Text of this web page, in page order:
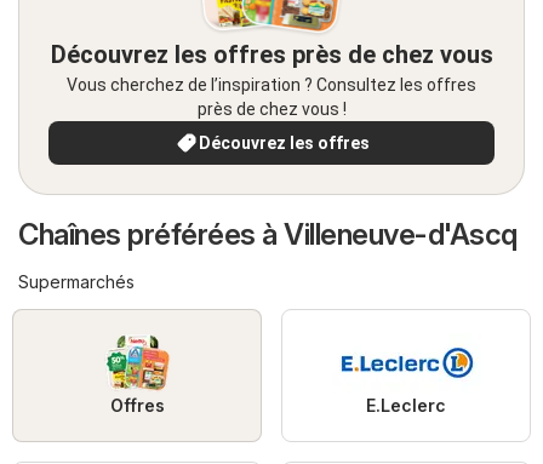
Découvrez les offres près de chez vous
Vous cherchez de l’inspiration ? Consultez les offres
près de chez vous !
Découvrez les offres
Chaînes préférées à Villeneuve-d'Ascq
Supermarchés
Offres E.Leclerc